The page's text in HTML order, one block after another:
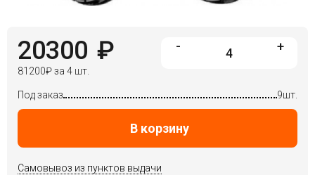
20300 ₽
81200₽за 4 шт.
- +
Под заказ 9шт.
В корзину
Самовывоз из пунктов выдачи